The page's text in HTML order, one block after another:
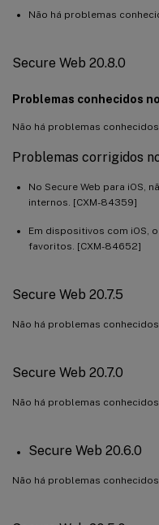
Não há problemas
Secure Web 20.8.0
Problemas conhecidos
Não há problemas conhecidos
Problemas corrigidos
No Secure Web para iOS,
internos. [CXM-84359]
Em dispositivos com iOS,
favoritos. [CXM-84652]
Secure Web 20.7.5
Não há problemas
Secure Web 20.7.0
Não há problemas
Secure Web 20.6.0
Não há problemas